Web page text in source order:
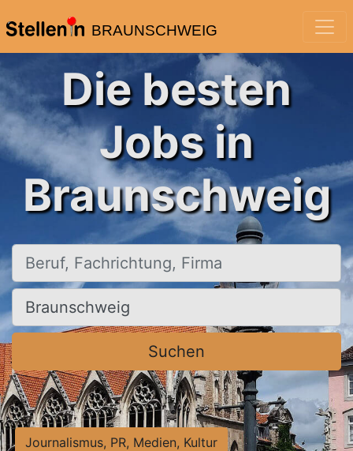
BRAUNSCHWEIG
Die besten
Jobs in
Braunschweig
Beruf, Fachrichtung, Firma
Ort, Stadt
Suchen
Journalismus, PR, Medien, Kultur